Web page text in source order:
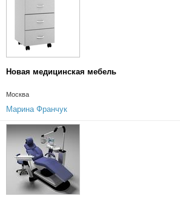
Новая медицинская мебель
Москва
Марина Франчук